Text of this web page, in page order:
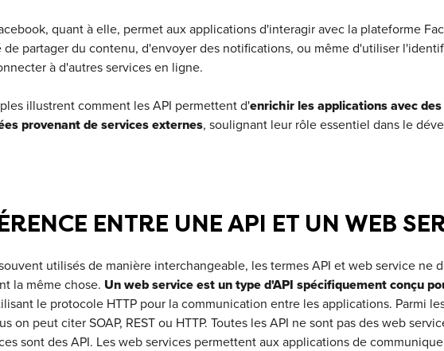
quant à elle, permet aux applications d'interagir avec la plateforme
de partager du contenu, d'envoyer des notifications, ou même d'utiliser
à d'autres services en ligne.
illustrent comment les API permettent d'enrichir les applications avec
provenant de services externes, soulignant leur rôle essentiel dans le
ENTRE UNE API ET UN WEB
utilisés de manière interchangeable, les termes API et web service ne
la même chose. Un web service est un type d'API spécifiquement conçu
le protocole HTTP pour la communication entre les applications. Parmi
on peut citer SOAP, REST ou HTTP. Toutes les API ne sont pas des web
sont des API. Les web services permettent aux applications de